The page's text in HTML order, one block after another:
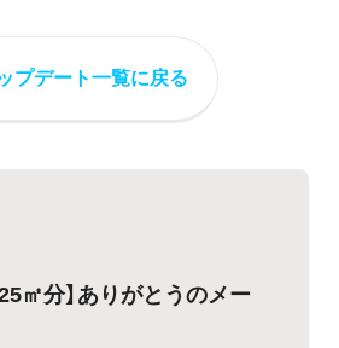
プデート一覧に戻る
㎡分】ありがとうのメー